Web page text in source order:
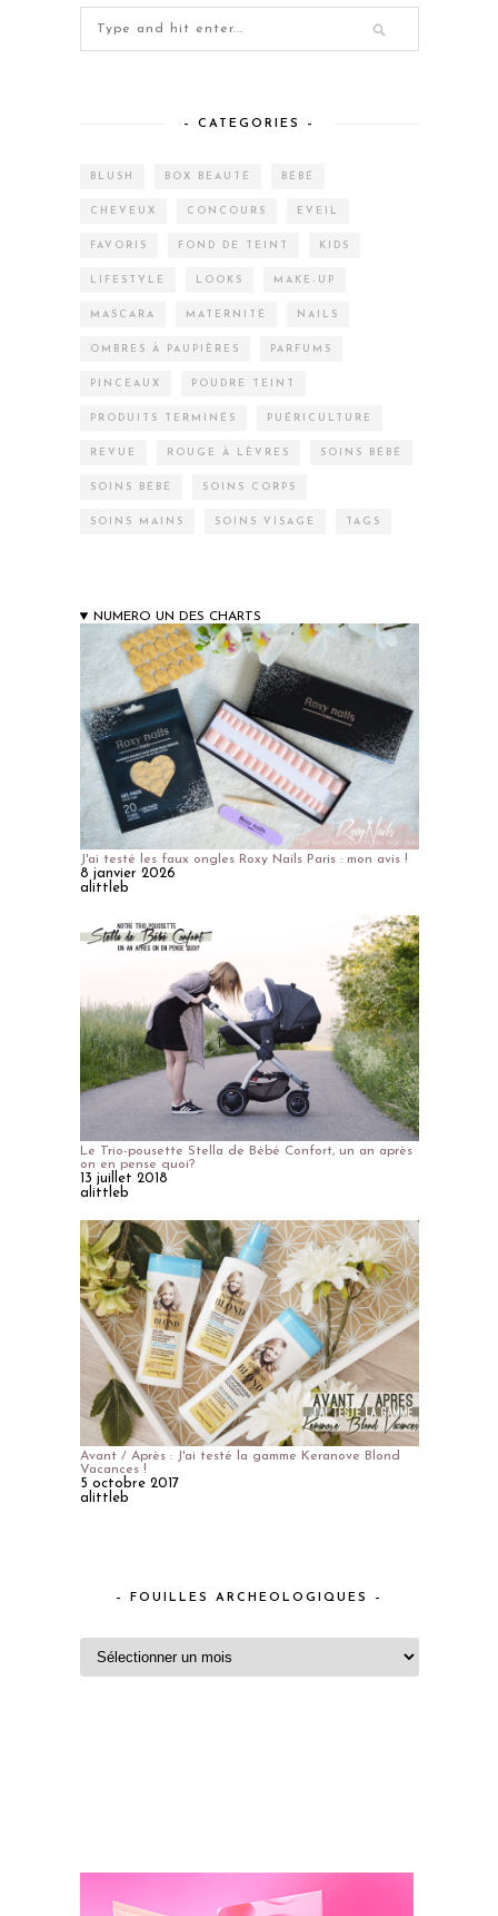
– CATEGORIES –
BLUSH BOX BEAUTÉ BÉBÉ
CHEVEUX CONCOURS EVEIL
FAVORIS FOND DE TEINT KIDS
LIFESTYLE LOOKS MAKE-UP
MASCARA MATERNITÉ NAILS
OMBRES À PAUPIÈRES PARFUMS
PINCEAUX POUDRE TEINT
PRODUITS TERMINÉS PUÉRICULTURE
REVUE ROUGE À LÈVRES SOINS BÉBÉ
SOINS BÉBÉ SOINS CORPS
SOINS MAINS SOINS VISAGE TAGS
NUMERO UN DES CHARTS
J'ai testé les faux ongles Roxy Nails Paris : mon avis !
8 janvier 2026
alittleb
Le Trio-pousette Stella de Bébé Confort, un an après
on en pense quoi?
13 juillet 2018
alittleb
Avant / Après : J'ai testé la gamme Keranove Blond
Vacances !
5 octobre 2017
alittleb
– FOUILLES ARCHEOLOGIQUES –